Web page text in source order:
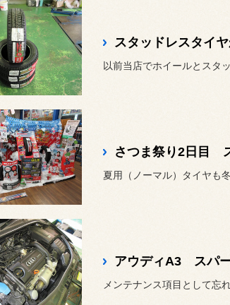
スタッドレスタイ
さつま祭り2日目
アウディA3 スパ
メンテナンス項目として忘